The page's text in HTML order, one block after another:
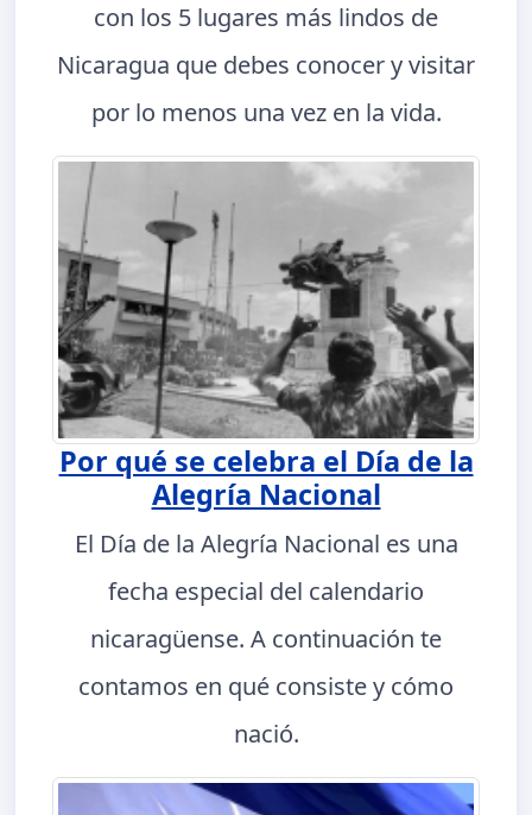
con los 5 lugares más lindos de
Nicaragua que debes conocer y visitar
por lo menos una vez en la vida.
Por qué se celebra el Día de la
Alegría Nacional
El Día de la Alegría Nacional es una
fecha especial del calendario
nicaragüense. A continuación te
contamos en qué consiste y cómo
nació.